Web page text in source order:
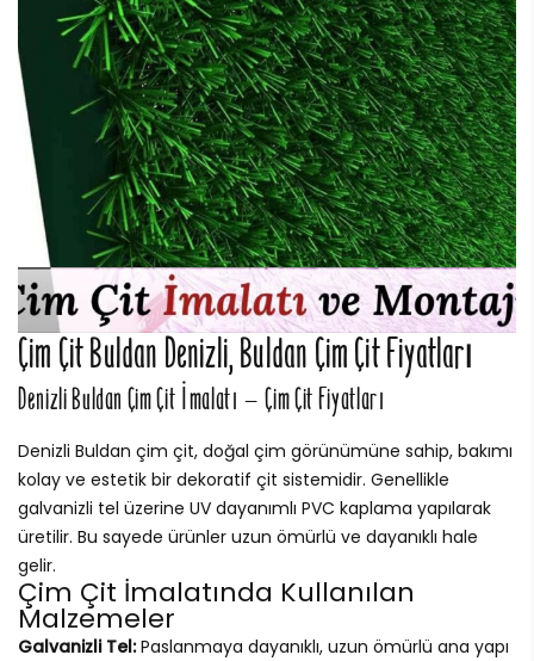
Çim Çit Buldan Denizli, Buldan Çim Çit Fiyatları
Denizli Buldan Çim Çit İmalatı – Çim Çit Fiyatları
Denizli Buldan çim çit, doğal çim görünümüne sahip, bakımı
kolay ve estetik bir dekoratif çit sistemidir. Genellikle
galvanizli tel üzerine UV dayanımlı PVC kaplama yapılarak
üretilir. Bu sayede ürünler uzun ömürlü ve dayanıklı hale
gelir.
Çim Çit İmalatında Kullanılan
Malzemeler
Galvanizli Tel:Paslanmaya dayanıklı, uzun ömürlü ana yapı